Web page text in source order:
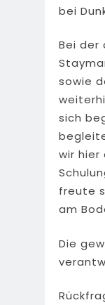
bei
Bei der
sowie
sich
wir hier
freute
am
Die